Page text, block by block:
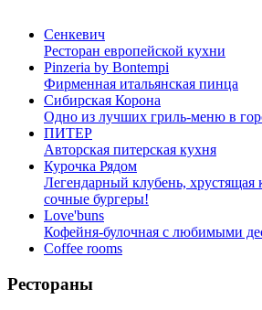
Сенкевич
Ресторан европейской кухни
Pinzeria by Bontempi
Фирменная итальянская пинца
Сибирская Корона
Одно из лучших гриль-меню в
ПИТЕР
Авторская питерская кухня
Курочка Рядом
Легендарный клубень, хрустящая
сочные бургеры!
Love'buns
Кофейня-булочная с любимыми
Coffee rooms
Рестораны